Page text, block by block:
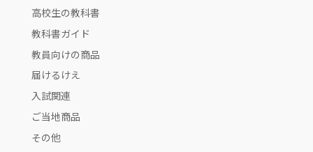
高校生の教科書
教科書ガイド
教員向けの商品
届けるけえ
入試関連
ご当地商品
その他